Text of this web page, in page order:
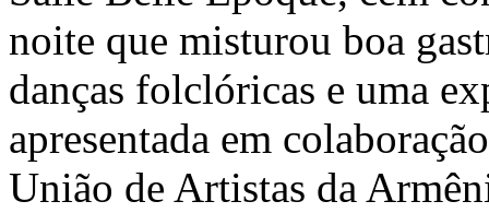
noite que misturou boa
danças folclóricas e uma
apresentada em
União de Artistas da